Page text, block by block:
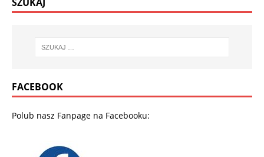
FACEBOOK
Polub nasz Fanpage na Facebooku: